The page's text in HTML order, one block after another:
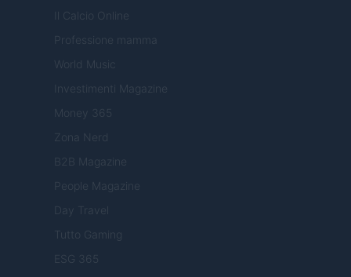
Il Calcio Online
Professione mamma
World Music
Investimenti Magazine
Money 365
Zona Nerd
B2B Magazine
People Magazine
Day Travel
Tutto Gaming
ESG 365